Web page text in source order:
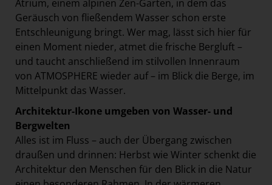
Atrium, einem alpinen Zen-Garten, in dem das
Geräusch von fließendem Wasser schon erste
Entschleunigung bringt. Wer mag, lässt sich hier für
einen Moment nieder, atmet die frische Bergluft –
und taucht anschließend im stilvollen Innenraum
von ATMOSPHERE wieder auf – im Blick die Berge, im
Mittelpunkt das Wasser.
Architektur-Ikone umgeben von Wasser- und
Bergwelten
Alles ist im Fluss – auch der Übergang zwischen
draußen und drinnen: Herbst wie Winter schenkt die
Architektur den Menschen für den Blick in die Natur